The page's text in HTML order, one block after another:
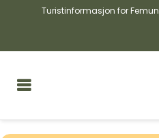
Turistinformasjon for